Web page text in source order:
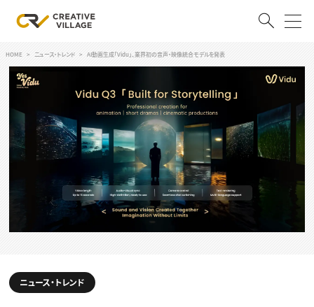
ログイン 会員登録
RECRUIT
クリエイター求人を探す
CREATIVE JOB求人検索
特集求人
採用説明会
転職支援サービス
スキルアップしたい！ トップ
デザイン
TOP Creator’s コラム
HOME ニュース・トレンド AI動画生成「Vidu」、業界初の音声・映像統合モデルを発表
ニュース・トレンド